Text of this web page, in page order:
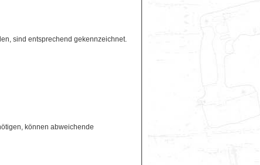
sind entsprechend gekennzeichnet.
können abweichende